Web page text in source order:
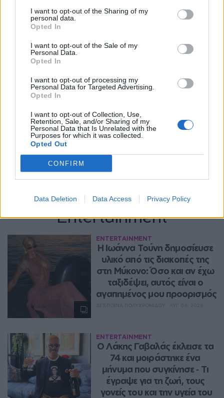
I want to opt-out of the Sharing of my
personal data.
Opted In
I want to opt-out of the Sale of my
Personal Data.
Opted In
I want to opt-out of processing my
Personal Data for Targeted Advertising.
Opted In
I want to opt-out of Collection, Use,
Retention, Sale, and/or Sharing of my
Personal Data that Is Unrelated with the
Purposes for which it was collected.
Opted Out
CONFIRM
Data Deletion Data Access Privacy Policy
Περισσότερα Θέματα
Entertainment
ENTERTAINMENT
Η Ιωάννα Τούνη δημοσίευσε
υλικό από τις διακοπές της
στη Μύκονο: Όσο και αν έχω
ταξιδέψει, αυτός είναι ο
αγαπημένος μου προορισμός
ENTERTAINMENT
Ο Λάκης Γαβαλάς έκλεισε τα
74 και μοιράστηκε ένα
μήνυμα που συγκίνησε ‑ Τι
έγραψε για τη ζωή, τους
γονείς του και την υγεία του